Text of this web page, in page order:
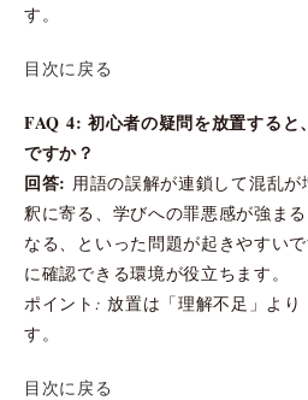
す。
目次に戻る
FAQ 4: 初心者の疑問を放置すると
ですか？
回答: 用語の誤解が連鎖して混乱
釈に寄る、学びへの罪悪感が強ま
なる、といった問題が起きやすい
に確認できる環境が役立ちます。
ポイント: 放置は「理解不足」より
す。
目次に戻る